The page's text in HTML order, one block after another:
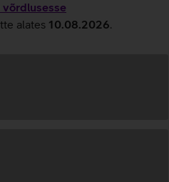
võrdlusesse
alates 10.08.2026